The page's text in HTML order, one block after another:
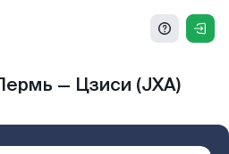
— Цзиси (JXA)